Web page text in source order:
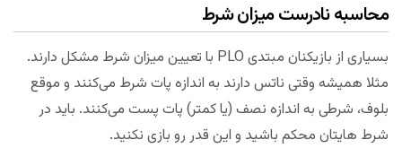
محاسبه نادرست میزان شرط
بسیاری از بازیکنان مبتدی PLO با تعیین میزان شرط مشکل دارند.
مثلا همیشه وقتی ناتس دارند به اندازه پات شرط می‌کنند و موقع
بلوف، شرطی به اندازه نصف (یا کمتر) پات پست می‌کنند. باید در
شرط هایتان محکم باشید و این قدر رو بازی نکنید.